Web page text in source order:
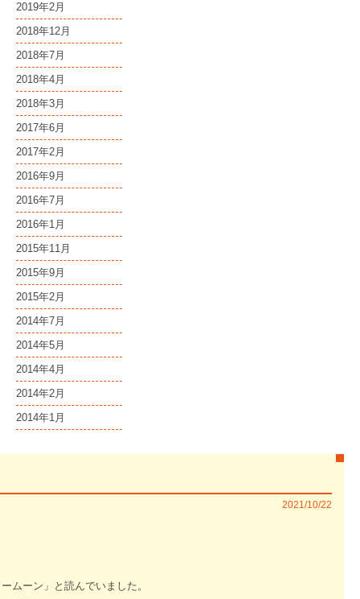
2019年2月
2018年12月
2018年7月
2018年4月
2018年3月
2017年6月
2017年2月
2016年9月
2016年7月
2016年1月
2015年11月
2015年9月
2015年2月
2014年7月
2014年5月
2014年4月
2014年2月
2014年1月
2021/10/22
ムーン」と読んでいました。